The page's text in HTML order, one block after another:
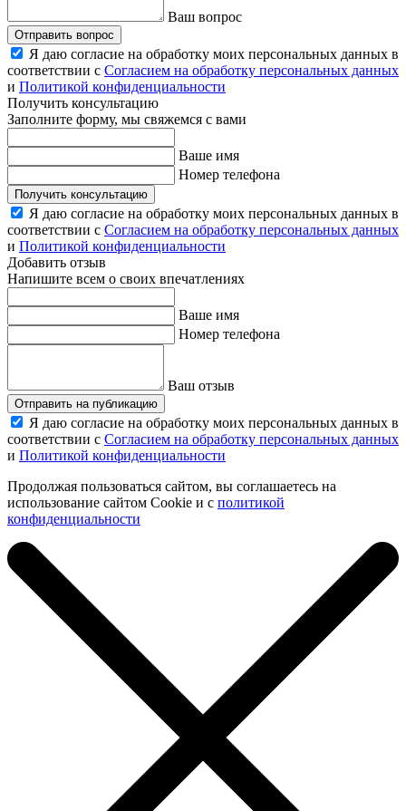
Ваш вопрос
Отправить вопрос
Я даю согласие на обработку моих персональных данных в
соответствии с Согласием на обработку персональных данных
и Политикой конфиденциальности
Получить консультацию
Заполните форму, мы свяжемся с вами
Ваше имя
Номер телефона
Получить консультацию
Я даю согласие на обработку моих персональных данных в
соответствии с Согласием на обработку персональных данных
и Политикой конфиденциальности
Добавить отзыв
Напишите всем о своих впечатлениях
Ваше имя
Номер телефона
Ваш отзыв
Отправить на публикацию
Я даю согласие на обработку моих персональных данных в
соответствии с Согласием на обработку персональных данных
и Политикой конфиденциальности
Продолжая пользоваться сайтом, вы соглашаетесь на
использование сайтом Cookie и с политикой
конфиденциальности